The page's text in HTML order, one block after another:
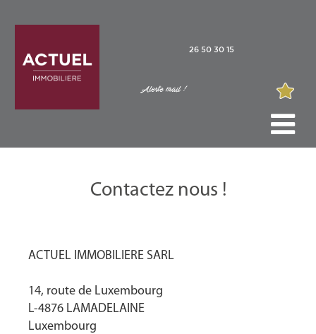
26 50 30 15
Alerte mail !
Contactez nous !
ACTUEL IMMOBILIERE SARL
14, route de Luxembourg
L-4876 LAMADELAINE
Luxembourg